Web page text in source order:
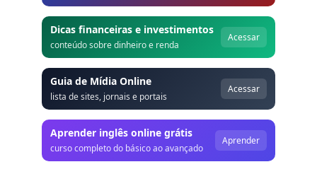
Dicas financeiras e investimentos
conteúdo sobre dinheiro e renda
Acessar
Guia de Mídia Online
lista de sites, jornais e portais
Acessar
Aprender inglês online grátis
curso completo do básico ao avançado
Aprender